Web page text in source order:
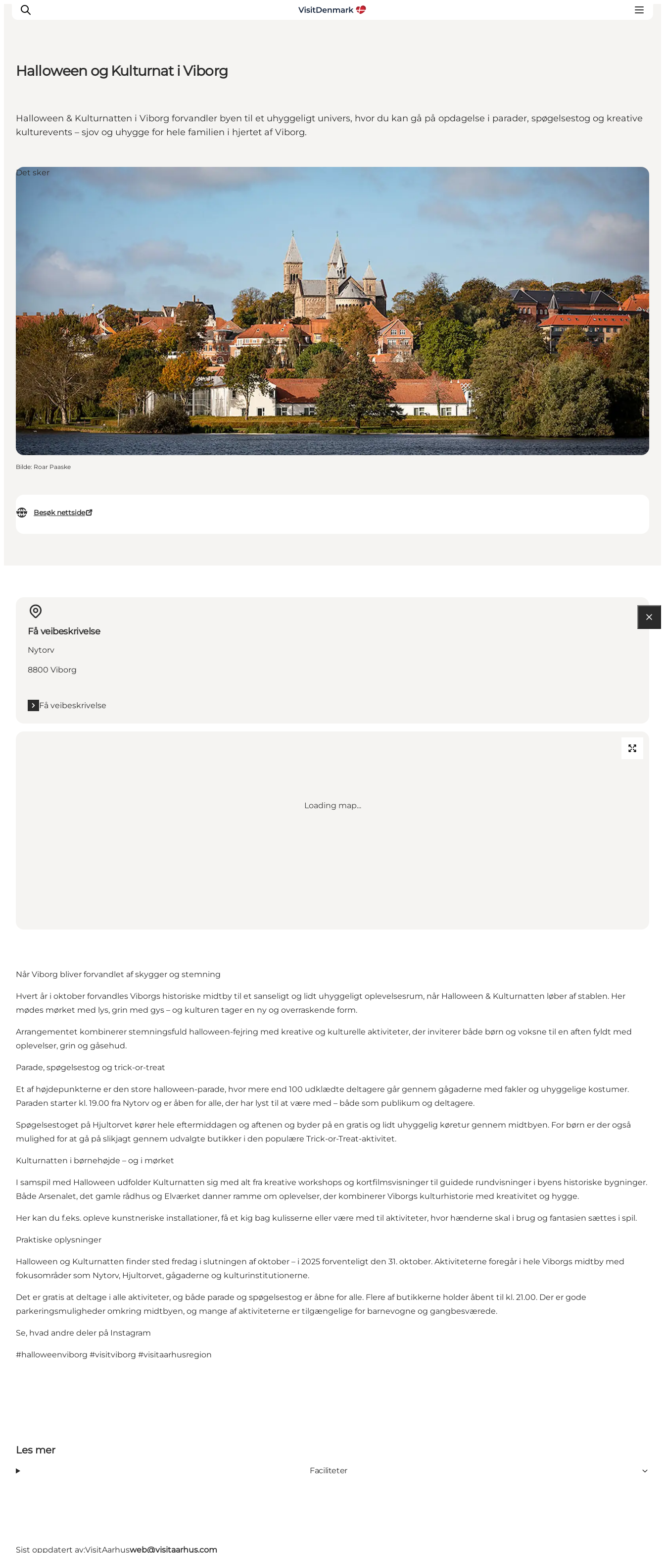
Aktiviteter
Overnatting
Planlegg reisen
Halloween og Kulturnat i Viborg
Halloween & Kulturnatten i Viborg forvandler byen til et uhyggeligt univers, hvor du kan gå på opdagelse i parader, spøgelsestog og kreative
kulturevents – sjov og uhygge for hele familien i hjertet af Viborg.
Besøk nettside
Det sker
Bilde: Roar Paaske
Få veibeskrivelse
Nytorv
8800 Viborg
Få veibeskrivelse
Loading map...
Når Viborg bliver forvandlet af skygger og stemning
Hvert år i oktober forvandles Viborgs historiske midtby til et sanseligt og lidt uhyggeligt oplevelsesrum, når Halloween & Kulturnatten løber af stablen. Her
mødes mørket med lys, grin med gys – og kulturen tager en ny og overraskende form.
Arrangementet kombinerer stemningsfuld halloween-fejring med kreative og kulturelle aktiviteter, der inviterer både børn og voksne til en aften fyldt med
oplevelser, grin og gåsehud.
Parade, spøgelsestog og trick-or-treat
Et af højdepunkterne er den store halloween-parade, hvor mere end 100 udklædte deltagere går gennem gågaderne med fakler og uhyggelige kostumer.
Paraden starter kl. 19.00 fra Nytorv og er åben for alle, der har lyst til at være med – både som publikum og deltagere.
Spøgelsestoget på Hjultorvet kører hele eftermiddagen og aftenen og byder på en gratis og lidt uhyggelig køretur gennem midtbyen. For børn er der også
mulighed for at gå på slikjagt gennem udvalgte butikker i den populære Trick-or-Treat-aktivitet.
Kulturnatten i børnehøjde – og i mørket
I samspil med Halloween udfolder Kulturnatten sig med alt fra kreative workshops og kortfilmsvisninger til guidede rundvisninger i byens historiske bygninger.
Både Arsenalet, det gamle rådhus og Elværket danner ramme om oplevelser, der kombinerer Viborgs kulturhistorie med kreativitet og hygge.
Her kan du f.eks. opleve kunstneriske installationer, få et kig bag kulisserne eller være med til aktiviteter, hvor hænderne skal i brug og fantasien sættes i spil.
Praktiske oplysninger
Halloween og Kulturnatten finder sted fredag i slutningen af oktober – i 2025 forventeligt den 31. oktober. Aktiviteterne foregår i hele Viborgs midtby med
fokusområder som Nytorv, Hjultorvet, gågaderne og kulturinstitutionerne.
Det er gratis at deltage i alle aktiviteter, og både parade og spøgelsestog er åbne for alle. Flere af butikkerne holder åbent til kl. 21.00. Der er gode
parkeringsmuligheder omkring midtbyen, og mange af aktiviteterne er tilgængelige for barnevogne og gangbesværede.
Se, hvad andre deler på Instagram
#halloweenviborg #visitviborg #visitaarhusregion
Les mer
Faciliteter
Sist oppdatert av:VisitAarhusweb@visitaarhus.com